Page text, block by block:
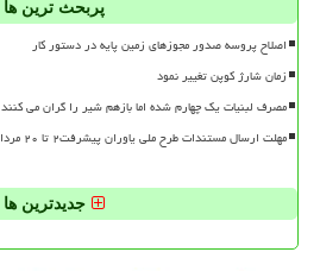
پربحث ترین ها
اصلاح پروسه صدور مجوزهای زمین پایه در دستور کار
زمان شارژ کوپن تغییر نمود
مصرف لبنیات یک چهارم شده اما بازهم شیر را گران می کنند
مهلت ارسال مستندات طرح ملی یاوران پیشرفت۲ تا ۲۰ مرداد تمدید گردید
جدیدترین ها